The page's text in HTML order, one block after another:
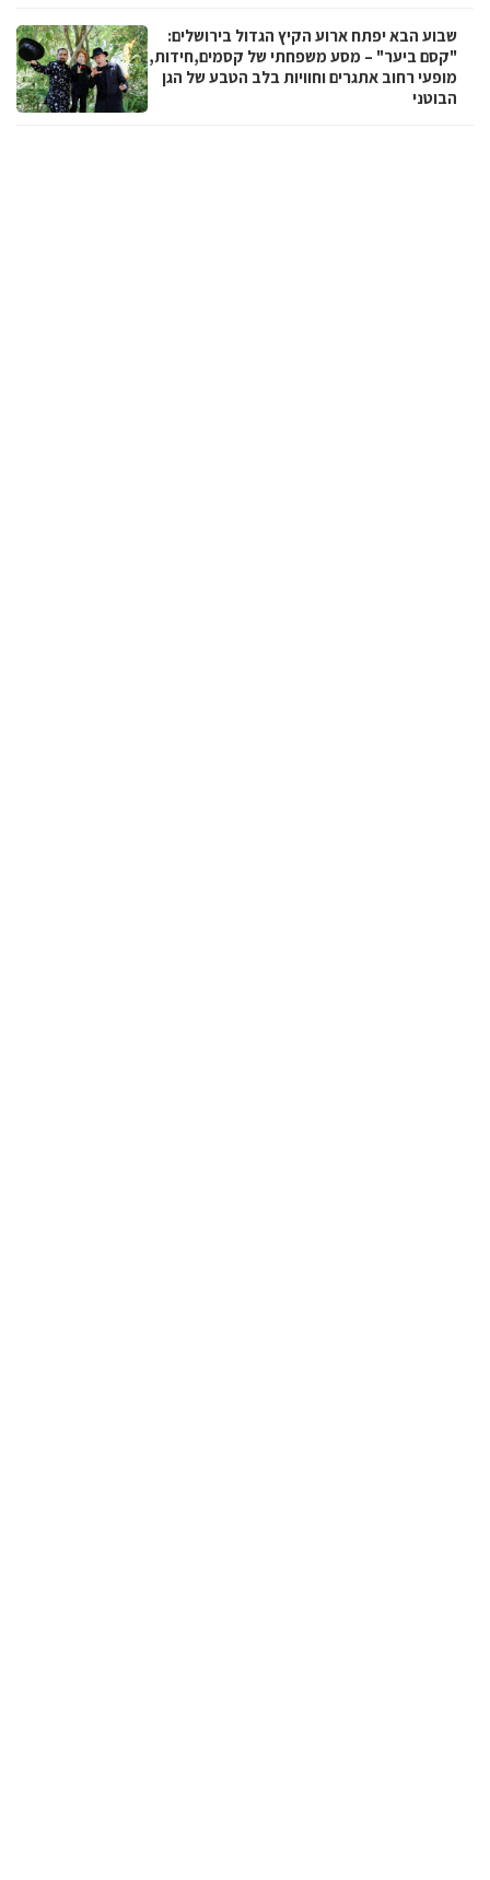
שבוע הבא יפתח ארוע הקיץ הגדול בירושלים:
"קסם ביער" – מסע משפחתי של קסמים,חידות,
מופעי רחוב אתגרים וחוויות בלב הטבע של הגן
הבוטני